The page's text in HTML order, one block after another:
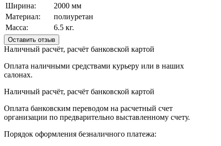
Ширина:
2000 мм
Материал:
полиуретан
Масса:
6.5 кг.
Оставить отзыв
Наличный расчёт, расчёт банковской картой
Оплата наличными средствами курьеру или в наших
салонах.
Наличный расчёт, расчёт банковской картой
Оплата банковским переводом на расчетный счет
организации по предварительно выставленному счету.
Порядок оформления безналичного платежа: